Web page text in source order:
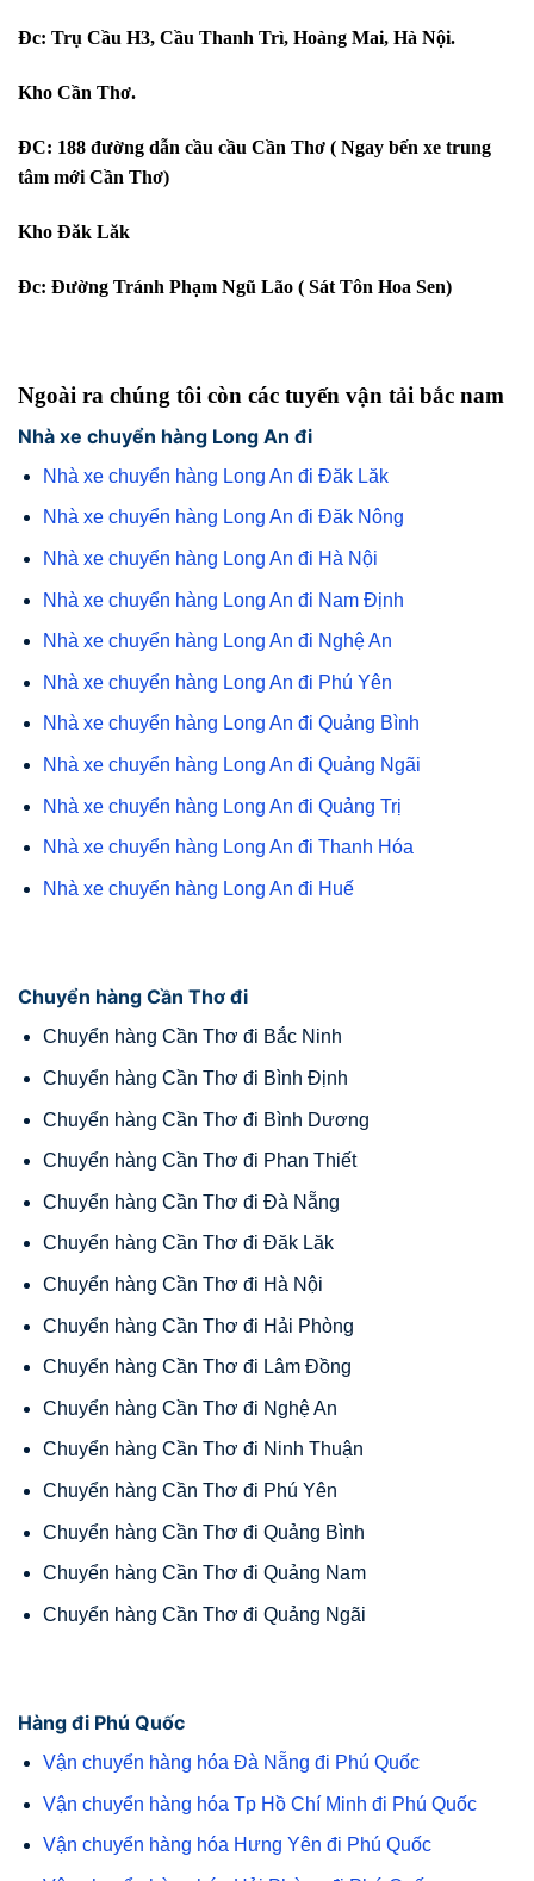
Đc: Trụ Cầu H3, Cầu Thanh Trì, Hoàng Mai, Hà Nội.
Kho Cần Thơ.
ĐC: 188 đường dẫn cầu cầu Cần Thơ ( Ngay bến xe trung
tâm mới Cần Thơ)
Kho Đăk Lăk
Đc: Đường Tránh Phạm Ngũ Lão ( Sát Tôn Hoa Sen)
Ngoài ra chúng tôi còn các tuyến vận tải bắc nam
Nhà xe chuyển hàng Long An đi
Nhà xe chuyển hàng Long An đi Đăk Lăk
Nhà xe chuyển hàng Long An đi Đăk Nông
Nhà xe chuyển hàng Long An đi Hà Nội
Nhà xe chuyển hàng Long An đi Nam Định
Nhà xe chuyển hàng Long An đi Nghệ An
Nhà xe chuyển hàng Long An đi Phú Yên
Nhà xe chuyển hàng Long An đi Quảng Bình
Nhà xe chuyển hàng Long An đi Quảng Ngãi
Nhà xe chuyển hàng Long An đi Quảng Trị
Nhà xe chuyển hàng Long An đi Thanh Hóa
Nhà xe chuyển hàng Long An đi Huế
Chuyển hàng Cần Thơ đi
Chuyển hàng Cần Thơ đi Bắc Ninh
Chuyển hàng Cần Thơ đi Bình Định
Chuyển hàng Cần Thơ đi Bình Dương
Chuyển hàng Cần Thơ đi Phan Thiết
Chuyển hàng Cần Thơ đi Đà Nẵng
Chuyển hàng Cần Thơ đi Đăk Lăk
Chuyển hàng Cần Thơ đi Hà Nội
Chuyển hàng Cần Thơ đi Hải Phòng
Chuyển hàng Cần Thơ đi Lâm Đồng
Chuyển hàng Cần Thơ đi Nghệ An
Chuyển hàng Cần Thơ đi Ninh Thuận
Chuyển hàng Cần Thơ đi Phú Yên
Chuyển hàng Cần Thơ đi Quảng Bình
Chuyển hàng Cần Thơ đi Quảng Nam
Chuyển hàng Cần Thơ đi Quảng Ngãi
Hàng đi Phú Quốc
Vận chuyển hàng hóa Đà Nẵng đi Phú Quốc
Vận chuyển hàng hóa Tp Hồ Chí Minh đi Phú Quốc
Vận chuyển hàng hóa Hưng Yên đi Phú Quốc